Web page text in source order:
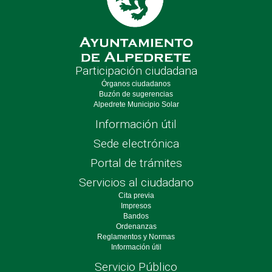
Participación ciudadana
Órganos ciudadanos
Buzón de sugerencias
Alpedrete Municipio Solar
Información útil
Sede electrónica
Portal de trámites
Servicios al ciudadano
Cita previa
Impresos
Bandos
Ordenanzas
Reglamentos y Normas
Información útil
Servicio Público